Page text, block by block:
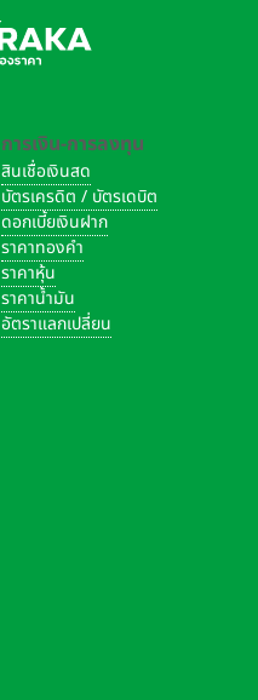
การเงิน-การลงทุน
สินเชื่อเงินสด
บัตรเครดิต / บัตรเดบิต
ดอกเบี้ยเงินฝาก
ราคาทองคำ
ราคาหุ้น
ราคาน้ำมัน
อัตราแลกเปลี่ยน